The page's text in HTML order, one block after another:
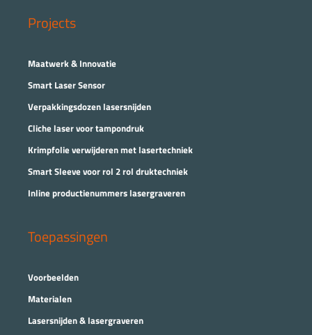
Projects
Maatwerk & Innovatie
Smart Laser Sensor
Verpakkingsdozen lasersnijden
Cliche laser voor tampondruk
Krimpfolie verwijderen met lasertechniek
Smart Sleeve voor rol 2 rol druktechniek
Inline productienummers lasergraveren
Toepassingen
Voorbeelden
Materialen
Lasersnijden & lasergraveren